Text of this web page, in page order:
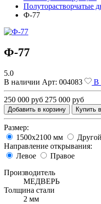
Полуторастворчатые
Ф-77
Ф-77
5.0
В наличии Арт: 004083 В
250 000 руб 275 000 руб
Добавить в корзину Купить
Размер:
1500х2100 мм
Направление открывания:
Левое
Правое
Производитель
МЕДВЕРЬ
Толщина стали
2 мм